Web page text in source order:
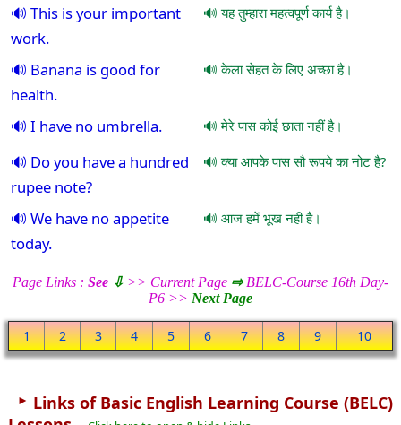
This is your important
work.
यह तुम्हारा महत्वपूर्ण कार्य है।
Banana is good for
health.
केला सेहत के लिए अच्छा है।
I have no umbrella. मेरे पास कोई छाता नहीं है।
Do you have a hundred
rupee note?
क्या आपके पास सौ रूपये का नोट है?
We have no appetite
today.
आज हमें भूख नही है।
Page Links : See ⇩ >> Current Page ⇨BELC-Course 16th Day-
P6 >> Next Page
1 2 3 4 5 6 7 8 9 10
► Links of Basic English Learning Course (BELC)